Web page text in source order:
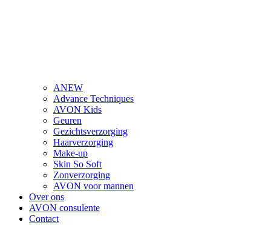
ANEW
Advance Techniques
AVON Kids
Geuren
Gezichtsverzorging
Haarverzorging
Make-up
Skin So Soft
Zonverzorging
AVON voor mannen
Over ons
AVON consulente
Contact